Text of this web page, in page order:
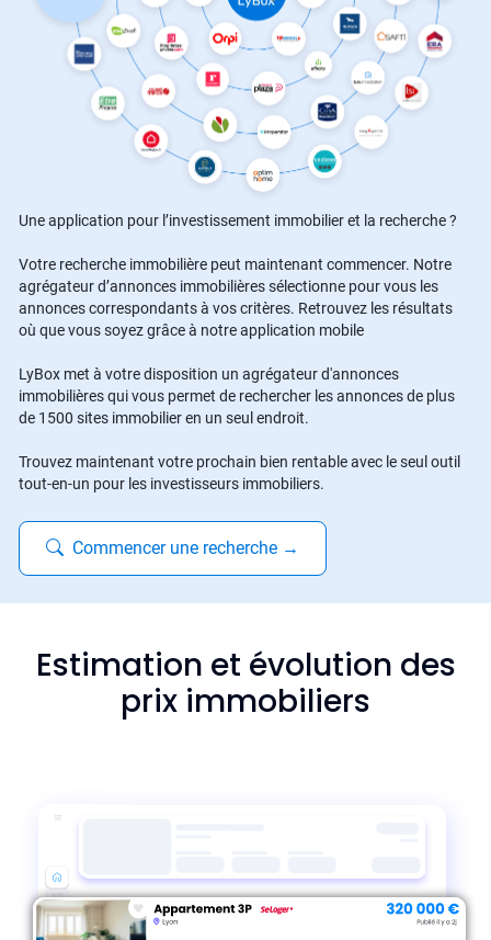
Une application pour l’investissement immobilier et la recherche ?
Votre recherche immobilière peut maintenant commencer. Notre
agrégateur d’annonces immobilières sélectionne pour vous les
annonces correspondants à vos critères. Retrouvez les résultats
où que vous soyez grâce à notre application mobile
LyBox met à votre disposition un agrégateur d'annonces
immobilières qui vous permet de rechercher les annonces de plus
de 1500 sites immobilier en un seul endroit.
Trouvez maintenant votre prochain bien rentable avec le seul outil
tout-en-un pour les investisseurs immobiliers.
Commencer une recherche →
Estimation et évolution des
prix immobiliers